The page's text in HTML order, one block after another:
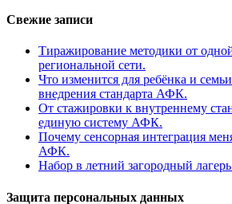
Свежие записи
Тиражирование методики от
региональной сети.
Что изменится для ребёнка и
внедрения стандарта АФК.
От стажировки к внутреннему
единую систему АФК.
Почему сенсорная интеграция
АФК.
Набор в летний загородный
Защита персональных данных